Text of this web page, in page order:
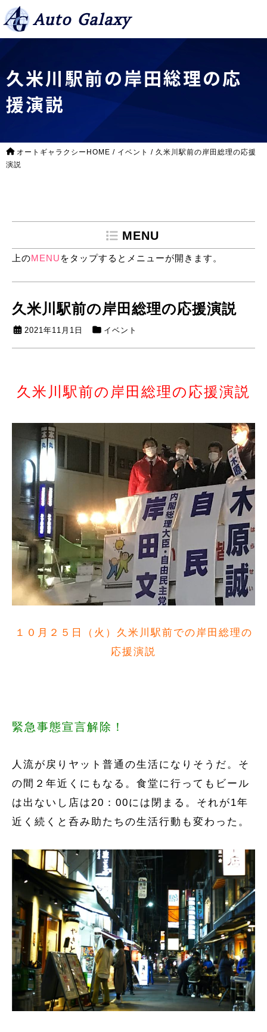
Auto Galaxy
久米川駅前の岸田総理の応
援演説
オートギャラクシーHOME / イベント / 久米川駅前の岸田総理の応援
演説
MENU
上のMENU をタップするとメニューが開きます。
久米川駅前の岸田総理の応援演説
2021年11月1日 イベント
久米川駅前の岸田総理の応援演説
１０月２５日（火）久米川駅前での岸田総理の
応援演説
緊急事態宣言解除！
人流が戻りヤット普通の生活になりそうだ。そ
の間２年近くにもなる。食堂に行ってもビール
は出ないし店は20：00には閉まる。それが1年
近く続くと呑み助たちの生活行動も変わった。